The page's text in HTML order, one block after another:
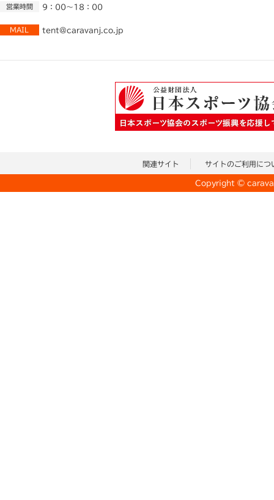
営業時間 9：00～18：00
MAIL tent@caravanj.co.jp
関連サイト サイトのご利用につ
Copyright ©